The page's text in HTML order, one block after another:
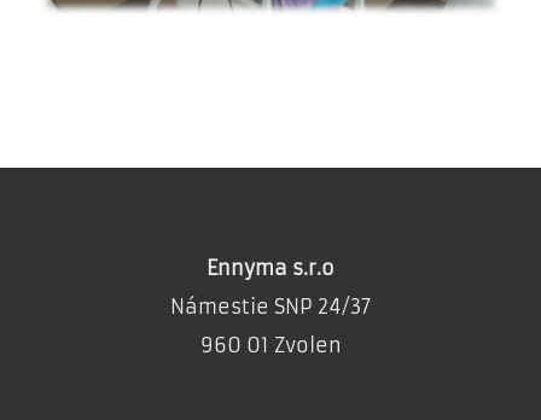
Ennyma s.r.o
Námestie SNP 24/37
960 01 Zvolen